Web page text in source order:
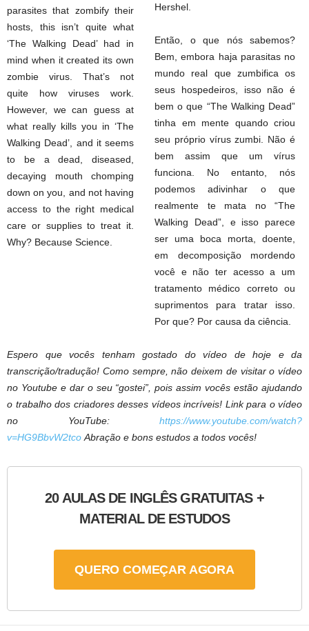
parasites that zombify their
hosts, this isn’t quite what
‘The Walking Dead’ had in
mind when it created its own
zombie virus. That’s not
quite how viruses work.
However, we can guess at
what really kills you in ‘The
Walking Dead’, and it seems
to be a dead, diseased,
decaying mouth chomping
down on you, and not having
access to the right medical
care or supplies to treat it.
Why? Because Science.
Hershel.
Então, o que nós sabemos?
Bem, embora haja parasitas no
mundo real que zumbifica os
seus hospedeiros, isso não é
bem o que “The Walking Dead”
tinha em mente quando criou
seu próprio vírus zumbi. Não é
bem assim que um vírus
funciona. No entanto, nós
podemos adivinhar o que
realmente te mata no “The
Walking Dead”, e isso parece
ser uma boca morta, doente,
em decomposição mordendo
você e não ter acesso a um
tratamento médico correto ou
suprimentos para tratar isso.
Por que? Por causa da ciência.
Espero que vocês tenham gostado do vídeo de hoje e da
transcrição/tradução! Como sempre, não deixem de visitar o vídeo
no Youtube e dar o seu “gostei”, pois assim vocês estão ajudando
o trabalho dos criadores desses vídeos incríveis! Link para o vídeo
no YouTube: https://www.youtube.com/watch?
v=HG9BbvW2tco Abração e bons estudos a todos vocês!
20 AULAS DE INGLÊS GRATUITAS +
MATERIAL DE ESTUDOS
QUERO COMEÇAR AGORA